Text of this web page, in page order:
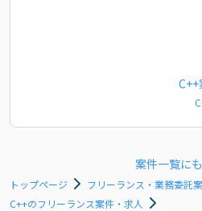
C++
案件一覧に
トップページ
フリーランス・業務委託
C++のフリーランス案件・求人